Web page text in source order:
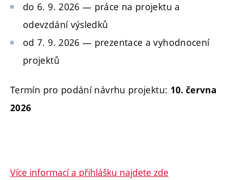
do 6. 9. 2026 — práce na projektu a
odevzdání výsledků
od 7. 9. 2026 — prezentace a vyhodnocení
projektů
Termín pro podání návrhu projektu: 10. června
2026
Více informací a přihlášku najdete zde